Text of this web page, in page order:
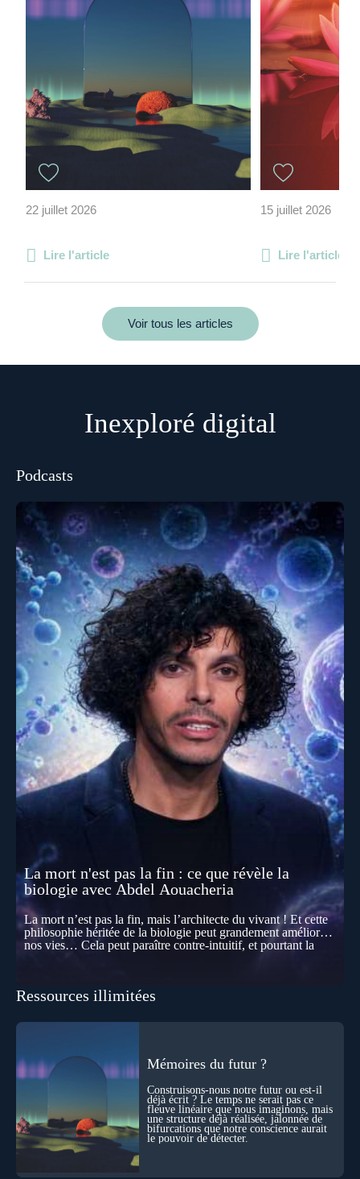
22 juillet 2026
Lire l'article
15 juillet 2026
Lire l'article
Voir tous les articles
Inexploré digital
Podcasts
La mort n'est pas la fin : ce que révèle la
biologie avec Abdel Aouacheria
La mort n’est pas la fin, mais l’architecte du vivant ! Et cette
philosophie héritée de la biologie peut grandement améliorer
nos vies… Cela peut paraître contre-intuitif, et pourtant la
se construisent grâce à des milliers de morts cellulaires
effacements nécessaires façonnent la vie elle-même. À toutes
elle transformer notre manière de penser la mort ? Existe-t-il
des ponts avec nos intuitions métaphysiques sur le cycle de
l’âme ? Nous en parlons avec Abdel Aouacheria, docteur en
biochimie et spécialiste de la mort cellulaire.
Ressources illimitées
Mémoires du futur ?
Construisons-nous notre futur ou est-il
déjà écrit ? Le temps ne serait pas ce
fleuve linéaire que nous imaginons, mais
une structure déjà réalisée, jalonnée de
bifurcations que notre conscience aurait
le pouvoir de détecter.